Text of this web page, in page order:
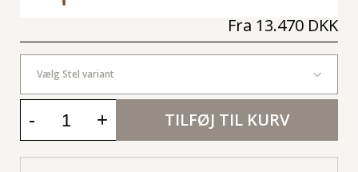
Fra 13.470 DKK
Vælg Stel variant
- + TILFØJ TIL KURV